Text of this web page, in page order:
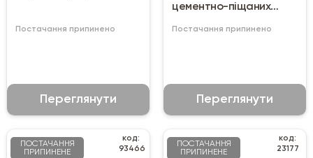
Постачання припинено
Переглянути
цементно-піщаних
Постачання припинено
Переглянути
ПОСТАЧАННЯ
ПРИПИНЕНЕ
код:
93466
ПОСТАЧАННЯ
ПРИПИНЕНЕ
код:
23177